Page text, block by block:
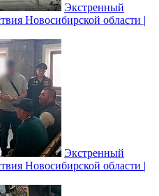
Экстренный
Новосибирской области |
Экстренный
Новосибирской области |